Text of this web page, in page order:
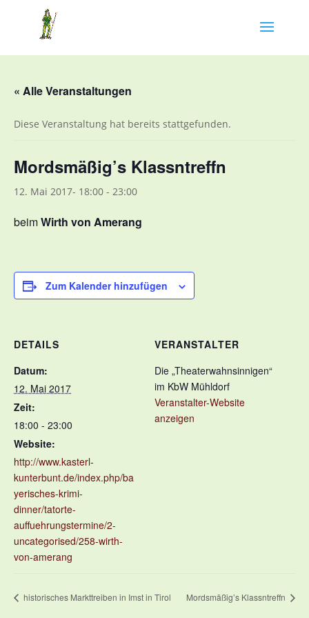
« Alle Veranstaltungen
Diese Veranstaltung hat bereits stattgefunden.
Mordsmäßig’s Klassntreffn
12. Mai 2017- 18:00 - 23:00
beimWirth von Amerang
Zum Kalender hinzufügen
DETAILS
Datum:
12. Mai 2017
Zeit:
18:00 - 23:00
Website:
http://www.kasterl-
kunterbunt.de/index.php/ba
yerisches-krimi-
dinner/tatorte-
auffuehrungstermine/2-
uncategorised/258-wirth-
von-amerang
VERANSTALTER
Die „Theaterwahnsinnigen“
im KbW Mühldorf
Veranstalter-Website
anzeigen
historisches Markttreiben in Imst in Tirol Mordsmäßig’s Klassntreffn